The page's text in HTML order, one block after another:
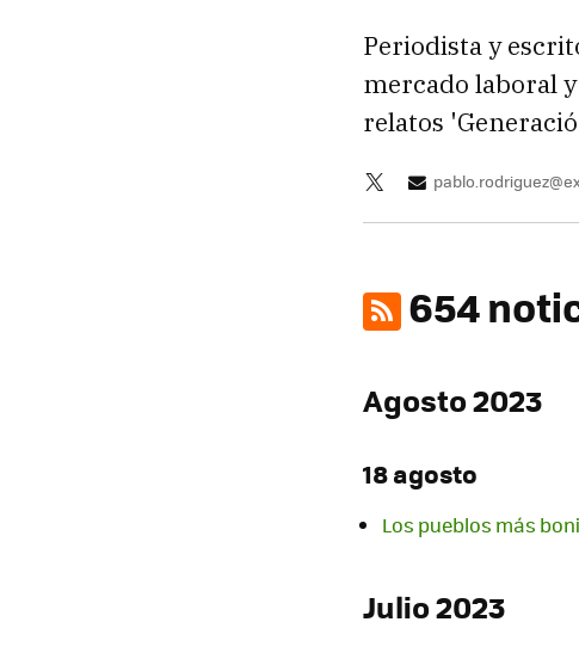
Periodista y
mercado laboral
relatos
654
Agosto 2023
18 agosto
Los pueblos más
Julio 2023